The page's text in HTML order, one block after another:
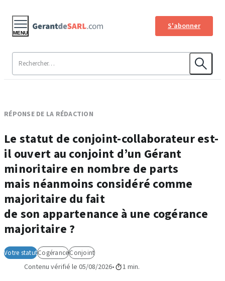
S'abonner
MENU
RÉPONSE DE LA RÉDACTION
Le statut de conjoint-collaborateur est-
il ouvert au conjoint d’un Gérant
minoritaire en nombre de parts
mais néanmoins considéré comme
majoritaire du fait
de son appartenance à une cogérance
majoritaire ?
Votre statutCogéranceConjoint
Contenu vérifié le 05/08/2026 1 min.